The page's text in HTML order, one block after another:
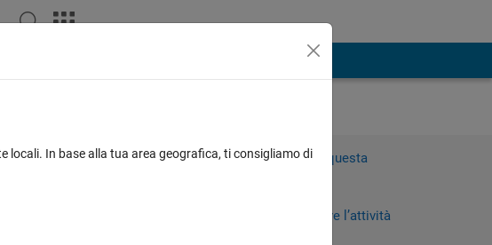
Accedi per rispondere a questa
Accedi per seguire l’attività
locali. In base alla tua area geografica, ti consigliamo di